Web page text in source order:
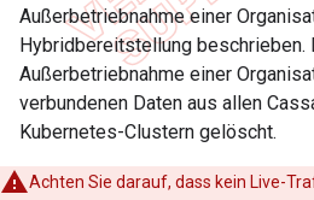
Außerbetriebnahme einer
Hybridbereitstellung beschrieben.
Außerbetriebnahme einer
verbundenen Daten aus allen
Kubernetes-Clustern gelöscht.
Achten Sie darauf, dass kein Live-